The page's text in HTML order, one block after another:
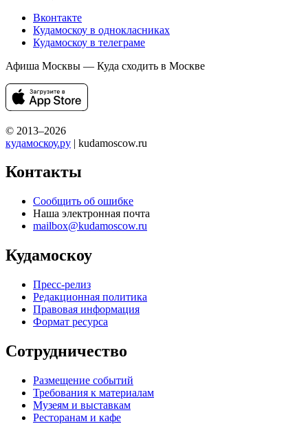
Вконтакте
Кудамоскоу в однокласниках
Кудамоскоу в телеграме
Афиша Москвы — Куда сходить в Москве
© 2013–2026
кудамоскоу.ру | kudamoscow.ru
Контакты
Сообщить об ошибке
Наша электронная почта
mailbox@kudamoscow.ru
Кудамоскоу
Пресс-релиз
Редакционная политика
Правовая информация
Формат ресурса
Сотрудничество
Размещение событий
Требования к материалам
Музеям и выставкам
Ресторанам и кафе